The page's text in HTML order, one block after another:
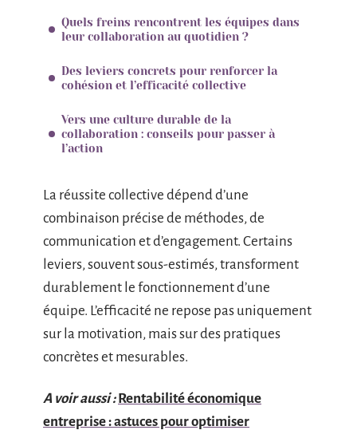
Quels freins rencontrent les équipes dans
leur collaboration au quotidien ?
Des leviers concrets pour renforcer la
cohésion et l’efficacité collective
Vers une culture durable de la
collaboration : conseils pour passer à
l’action
La réussite collective dépend d’une
combinaison précise de méthodes, de
communication et d’engagement. Certains
leviers, souvent sous-estimés, transforment
durablement le fonctionnement d’une
équipe. L’efficacité ne repose pas uniquement
sur la motivation, mais sur des pratiques
concrètes et mesurables.
A voir aussi : Rentabilité économique
entreprise : astuces pour optimiser